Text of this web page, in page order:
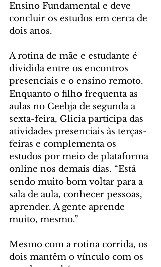
Ensino Fundamental e deve
concluir os estudos em cerca de
dois anos.
A rotina de mãe e estudante é
dividida entre os encontros
presenciais e o ensino remoto.
Enquanto o filho frequenta as
aulas no Ceebja de segunda a
sexta-feira, Glicia participa das
atividades presenciais às terças-
feiras e complementa os
estudos por meio de plataforma
online nos demais dias. “Está
sendo muito bom voltar para a
sala de aula, conhecer pessoas,
aprender. A gente aprende
muito, mesmo.”
Mesmo com a rotina corrida, os
dois mantêm o vínculo com os